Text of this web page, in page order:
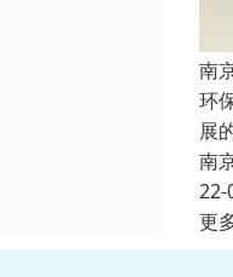
南
环
展
南
22-
更